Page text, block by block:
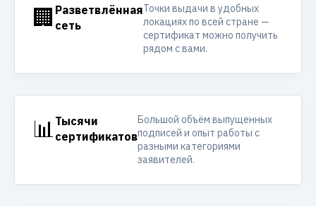
🏢 Разветвлённая
сеть
Точки выдачи в удобных
локациях по всей стране —
сертификат можно получить
рядом с вами.
📊 Тысячи
сертификатов
Большой объём выпущенных
подписей и опыт работы с
разными категориями
заявителей.